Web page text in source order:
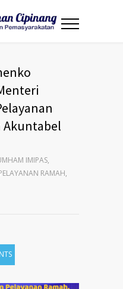
Akuntabel
IMIPAS,
RAMAH,